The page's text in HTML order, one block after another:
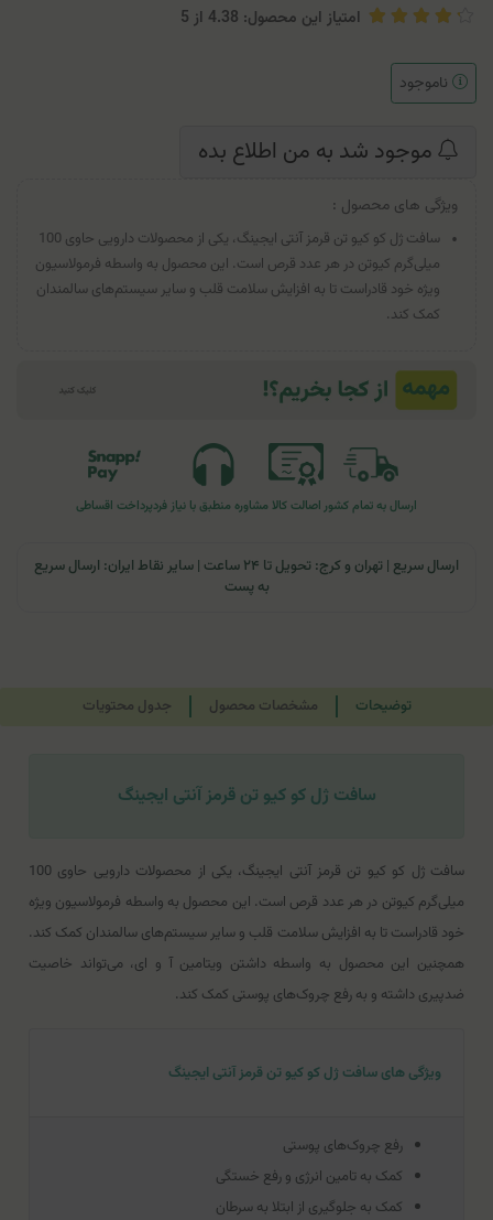
امتیاز این محصول: 4.38 از 5
ناموجود
موجود شد به من اطلاع بده
ویژگی های محصول :
سافت ژل کو کیو تن قرمز آنتی ایجینگ، یکی از محصولات دارویی حاوی 100
میلی‌گرم کیوتن در هر عدد قرص است. این محصول به واسطه فرمولاسیون
ویژه خود قادراست تا به افزایش سلامت قلب و سایر سیستم‌های سالمندان
کمک کند.
ارسال به تمام کشوراصالت کالا مشاوره منطبق با نیاز فردپرداخت اقساطی
ارسال سریع | تهران و کرج: تحویل تا ۲۴ ساعت | سایر نقاط ایران: ارسال سریع
به پست
توضیحات مشخصات محصول جدول محتویات
سافت ژل کو کیو تن قرمز آنتی ایجینگ
سافت ژل کو کیو تن قرمز آنتی ایجینگ، یکی از محصولات دارویی حاوی 100
میلی‌گرم کیوتن در هر عدد قرص است. این محصول به واسطه فرمولاسیون ویژه
خود قادراست تا به افزایش سلامت قلب و سایر سیستم‌های سالمندان کمک کند.
همچنین این محصول به واسطه داشتن ویتامین آ و ای، می‌‌تواند خاصیت
ضدپیری داشته و به رفع چروک‌های پوستی کمک کند.
ویژگی های سافت ژل کو کیو تن قرمز آنتی ایجینگ
رفع چروک‌های پوستی
کمک به تامین انرژی و رفع خستگی
کمک به جلوگیری از ابتلا به سرطان